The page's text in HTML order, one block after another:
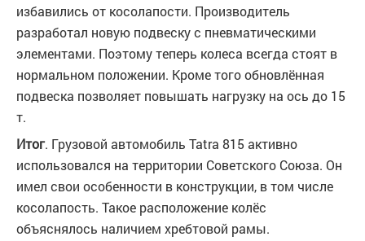
избавились от косолапости. Производитель
разработал новую подвеску с пневматическими
элементами. Поэтому теперь колеса всегда стоят в
нормальном положении. Кроме того обновлённая
подвеска позволяет повышать нагрузку на ось до 15
т.
Итог. Грузовой автомобиль Tatra 815 активно
использовался на территории Советского Союза. Он
имел свои особенности в конструкции, в том числе
косолапость. Такое расположение колёс
объяснялось наличием хребтовой рамы.